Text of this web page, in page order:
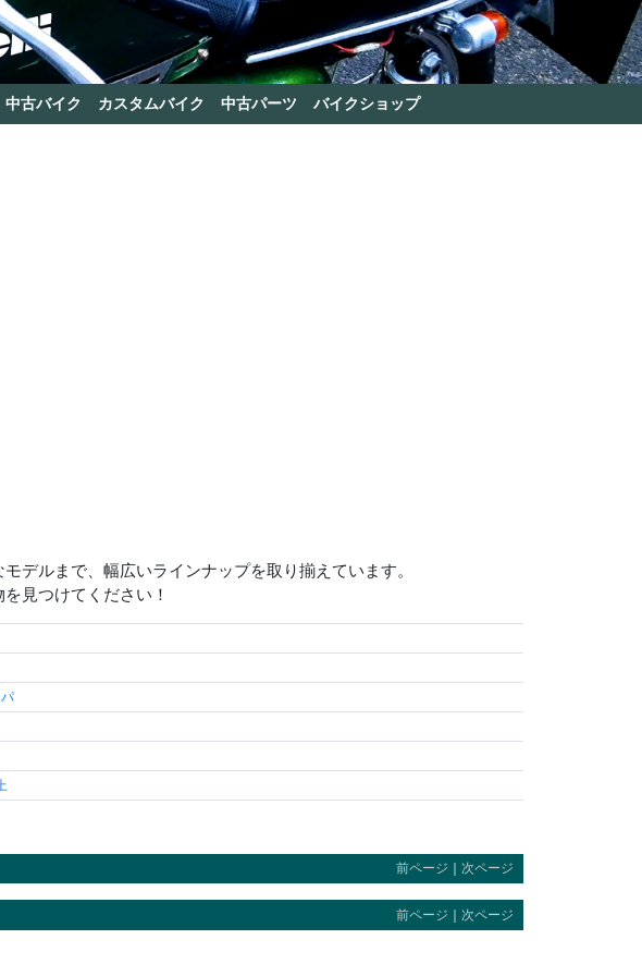
中古バイク カスタムバイク 中古パーツ バイクショップ
デルまで、幅広いラインナップを取り揃えています。
見つけてください！
前ページ 次ページ
前ページ ｜ 次ページ